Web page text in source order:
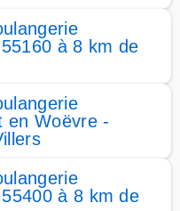
à 8 km de
en Woëvre -
à 8 km de